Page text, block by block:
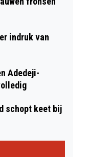
indruk van
Adedeji-
schopt keet bij